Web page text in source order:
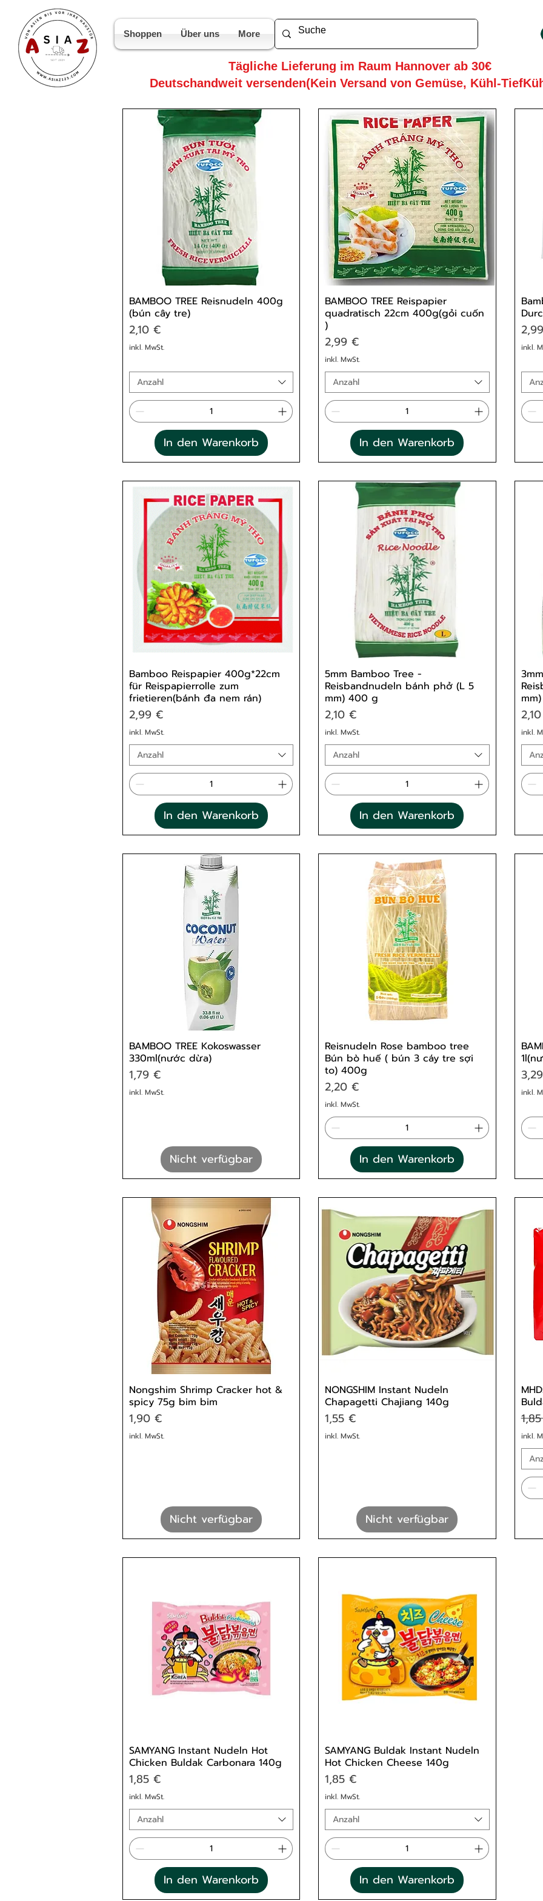
Shoppen Über uns More
Deutschandweit versenden(Kein Versand von Gemüse, Kühl-
Tägliche Lieferung im Raum Hannover ab 30€
BAMBOO TREE Reisnudeln 400g
(bún cây tre)
Preis
2,10 €
inkl. MwSt.
Anzahl
In den Warenkorb
BAMBOO TREE Reispapier
quadratisch 22cm 400g(gỏi cuốn
)
Preis
2,99 €
inkl. MwSt.
Anzahl
In den Warenkorb
Preis
inkl.
Bamboo Reispapier 400g*22cm
für Reispapierrolle zum
frietieren(bánh đa nem rán)
Preis
2,99 €
inkl. MwSt.
Anzahl
In den Warenkorb
5mm Bamboo Tree -
Reisbandnudeln bánh phở (L 5
mm) 400 g
Preis
2,10 €
inkl. MwSt.
Anzahl
In den Warenkorb
inkl.
BAMBOO TREE Kokoswasser
330ml(nước dừa)
Preis
1,79 €
inkl. MwSt.
Nicht verfügbar
Reisnudeln Rose bamboo tree
Bún bò huế ( bún 3 cáy tre sợi
to) 400g
Preis
2,20 €
inkl. MwSt.
In den Warenkorb
Preis
inkl.
Nongshim Shrimp Cracker hot &
spicy 75g bim bim
Preis
1,90 €
inkl. MwSt.
Nicht verfügbar
NONGSHIM Instant Nudeln
Chapagetti Chajiang 140g
Preis
1,55 €
inkl. MwSt.
Nicht verfügbar
inkl.
SAMYANG Instant Nudeln Hot
Chicken Buldak Carbonara 140g
Preis
1,85 €
inkl. MwSt.
Anzahl
In den Warenkorb
SAMYANG Buldak Instant Nudeln
Hot Chicken Cheese 140g
Preis
1,85 €
inkl. MwSt.
Anzahl
In den Warenkorb